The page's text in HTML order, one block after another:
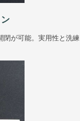
閉が可能。実用性と洗練